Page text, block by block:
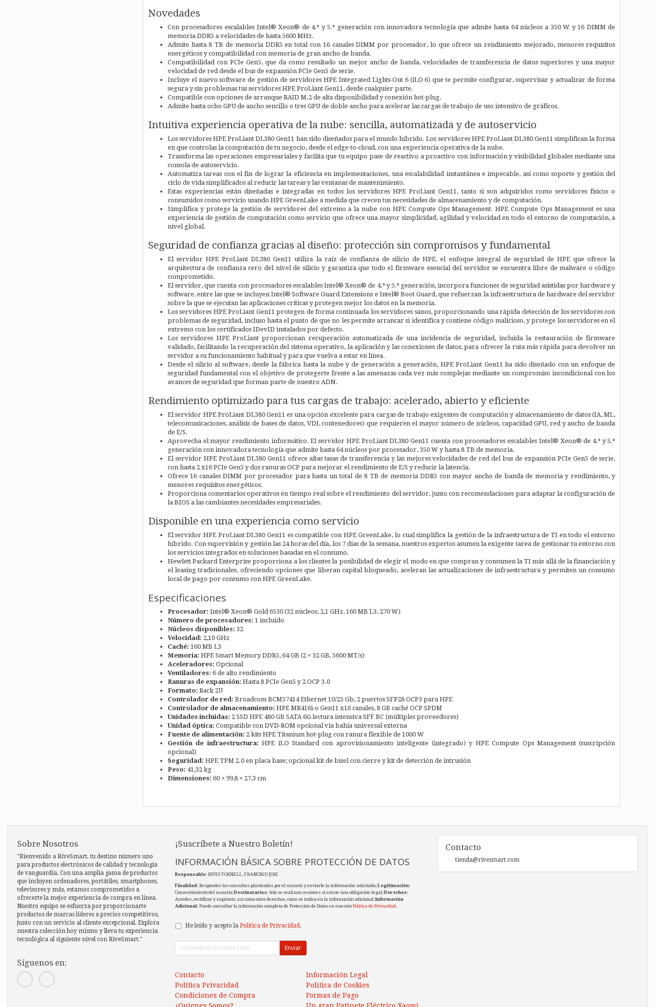
Novedades
Con procesadores escalables Intel® Xeon® de 4.ª y 5.ª generación con innovadora tecnología que admite hasta 64 núcleos a 350 W y 16 DIMM de
memoria DDR5 a velocidades de hasta 5600 MHz.
Admite hasta 8 TB de memoria DDR5 en total con 16 canales DIMM por procesador, lo que ofrece un rendimiento mejorado, menores requisitos
energéticos y compatibilidad con memoria de gran ancho de banda.
Compatibilidad con PCIe Gen5, que da como resultado un mejor ancho de banda, velocidades de transferencia de datos superiores y una mayor
velocidad de red desde el bus de expansión PCIe Gen5 de serie.
Incluye el nuevo software de gestión de servidores HPE Integrated Lights-Out 6 (iLO 6) que te permite configurar, supervisar y actualizar de forma
segura y sin problemas tus servidores HPE ProLiant Gen11, desde cualquier parte.
Compatible con opciones de arranque RAID M.2 de alta disponibilidad y conexión hot-plug.
Admite hasta ocho GPU de ancho sencillo o tres GPU de doble ancho para acelerar las cargas de trabajo de uso intensivo de gráficos.
Intuitiva experiencia operativa de la nube: sencilla, automatizada y de autoservicio
Los servidores HPE ProLiant DL380 Gen11 han sido diseñados para el mundo híbrido. Los servidores HPE ProLiant DL380 Gen11 simplifican la forma
en que controlas la computación de tu negocio, desde el edge-to-cloud, con una experiencia operativa de la nube.
Transforma las operaciones empresariales y facilita que tu equipo pase de reactivo a proactivo con información y visibilidad globales mediante una
consola de autoservicio.
Automatiza tareas con el fin de lograr la eficiencia en implementaciones, una escalabilidad instantánea e impecable, así como soporte y gestión del
ciclo de vida simplificados al reducir las tareas y las ventanas de mantenimiento.
Estas experiencias están diseñadas e integradas en todos los servidores HPE ProLiant Gen11, tanto si son adquiridos como servidores físicos o
consumidos como servicio usando HPE GreenLake a medida que crecen tus necesidades de almacenamiento y de computación.
Simplifica y protege la gestión de servidores del extremo a la nube con HPE Compute Ops Management. HPE Compute Ops Management es una
experiencia de gestión de computación como servicio que ofrece una mayor simplicidad, agilidad y velocidad en todo el entorno de computación, a
nivel global.
Seguridad de confianza gracias al diseño: protección sin compromisos y fundamental
El servidor HPE ProLiant DL380 Gen11 utiliza la raíz de confianza de silicio de HPE, el enfoque integral de seguridad de HPE que ofrece la
arquitectura de confianza cero del nivel de silicio y garantiza que todo el firmware esencial del servidor se encuentra libre de malware o código
comprometido.
El servidor, que cuenta con procesadores escalables Intel® Xeon® de 4.ª y 5.ª generación, incorpora funciones de seguridad asistidas por hardware y
software, entre las que se incluyen Intel® Software Guard Extensions e Intel® Boot Guard, que refuerzan la infraestructura de hardware del servidor
sobre la que se ejecutan las aplicaciones críticas y protegen mejor los datos en la memoria.
Los servidores HPE ProLiant Gen11 protegen de forma continuada los servidores sanos, proporcionando una rápida detección de los servidores con
problemas de seguridad, incluso hasta el punto de que no les permite arrancar si identifica y contiene código malicioso, y protege los servidores en el
extremo con los certificados IDevID instalados por defecto.
Los servidores HPE ProLiant proporcionan recuperación automatizada de una incidencia de seguridad, incluida la restauración de firmware
validado, facilitando la recuperación del sistema operativo, la aplicación y las conexiones de datos, para ofrecer la ruta más rápida para devolver un
servidor a su funcionamiento habitual y para que vuelva a estar en línea.
Desde el silicio al software, desde la fábrica hasta la nube y de generación a generación, HPE ProLiant Gen11 ha sido diseñado con un enfoque de
seguridad fundamental con el objetivo de protegerte frente a las amenazas cada vez más complejas mediante un compromiso incondicional con los
avances de seguridad que forman parte de nuestro ADN.
Rendimiento optimizado para tus cargas de trabajo: acelerado, abierto y eficiente
El servidor HPE ProLiant DL380 Gen11 es una opción excelente para cargas de trabajo exigentes de computación y almacenamiento de datos (IA, ML,
telecomunicaciones, análisis de bases de datos, VDI, contenedores) que requieren el mayor número de núcleos, capacidad GPU, red y ancho de banda
de E/S.
Aprovecha el mayor rendimiento informático. El servidor HPE ProLiant DL380 Gen11 cuenta con procesadores escalables Intel® Xeon® de 4.ª y 5.ª
generación con innovadora tecnología que admite hasta 64 núcleos por procesador, 350 W y hasta 8 TB de memoria.
El servidor HPE ProLiant DL380 Gen11 ofrece altas tasas de transferencia y las mejores velocidades de red del bus de expansión PCIe Gen5 de serie,
con hasta 2 x16 PCIe Gen5 y dos ranuras OCP para mejorar el rendimiento de E/S y reducir la latencia.
Ofrece 16 canales DIMM por procesador para hasta un total de 8 TB de memoria DDR5 con mayor ancho de banda de memoria y rendimiento, y
menores requisitos energéticos.
Proporciona comentarios operativos en tiempo real sobre el rendimiento del servidor, junto con recomendaciones para adaptar la configuración de
la BIOS a las cambiantes necesidades empresariales.
Disponible en una experiencia como servicio
El servidor HPE ProLiant DL380 Gen11 es compatible con HPE GreenLake, lo cual simplifica la gestión de la infraestructura de TI en todo el entorno
híbrido. Con supervisión y gestión las 24 horas del día, los 7 días de la semana, nuestros expertos asumen la exigente tarea de gestionar tu entorno con
los servicios integrados en soluciones basadas en el consumo.
Hewlett Packard Enterprise proporciona a los clientes la posibilidad de elegir el modo en que compran y consumen la TI más allá de la financiación y
el leasing tradicionales, ofreciendo opciones que liberan capital bloqueado, aceleran las actualizaciones de infraestructura y permiten un consumo
local de pago por consumo con HPE GreenLake.
Especificaciones
Procesador: Intel® Xeon® Gold 6530 (32 núcleos, 2,1 GHz, 160 MB L3, 270 W)
Número de procesadores: 1 incluido
Núcleos disponibles: 32
Velocidad: 2,10 GHz
Caché: 160 MB L3
Memoria: HPE Smart Memory DDR5, 64 GB (2 × 32 GB, 5600 MT/s)
Aceleradores: Opcional
Ventiladores: 6 de alto rendimiento
Ranuras de expansión: Hasta 8 PCIe Gen5 y 2 OCP 3.0
Formato: Rack 2U
Controlador de red: Broadcom BCM57414 Ethernet 10/25 Gb, 2 puertos SFP28 OCP3 para HPE
Controlador de almacenamiento: HPE MR416i-o Gen11 x16 canales, 8 GB caché OCP SPDM
Unidades incluidas: 2 SSD HPE 480 GB SATA 6G lectura intensiva SFF BC (múltiples proveedores)
Unidad óptica: Compatible con DVD-ROM opcional vía bahía universal externa
Fuente de alimentación: 2 kits HPE Titanium hot-plug con ranura flexible de 1000 W
Gestión de infraestructura: HPE iLO Standard con aprovisionamiento inteligente (integrado) y HPE Compute Ops Management (suscripción
opcional)
Seguridad: HPE TPM 2.0 en placa base; opcional kit de bisel con cierre y kit de detección de intrusión
Peso: 41,32 kg
Dimensiones: 60 × 99,8 × 27,3 cm
Sobre Nosotros
"Bienvenido a RiveSmart, tu destino número uno
para productos electrónicos de calidad y tecnología
de vanguardia. Con una amplia gama de productos
que incluyen ordenadores, portátiles, smartphones,
televisores y más, estamos comprometidos a
ofrecerte la mejor experiencia de compra en línea.
Nuestro equipo se esfuerza por proporcionarte
productos de marcas líderes a precios competitivos,
junto con un servicio al cliente excepcional. Explora
nuestra colección hoy mismo y lleva tu experiencia
tecnológica al siguiente nivel con RiveSmart."
Síguenos en:
¡Suscríbete a Nuestro Boletín!
INFORMACIÓN BÁSICA SOBRE PROTECCIÓN DE DATOS
Responsable: RIVES TORNELL, FRANCISCO JOSE
Finalidad: Responder las consultas planteadas por el usuario y enviarle la información solicitada;Legitimación:
Consentimiento del usuario;Destinatarios: Solo se realizan cesiones si existe una obligación legal;Derechos:
Acceder, rectificar y suprimir, así como otros derechos, como se indica en la información adicional;Información
Adicional: Puede consultar la información completa de Protección de Datos en nuestraPolítica de Privacidad.
He leído y acepto la Política de Privacidad.
Enviar
Contacto
Información Legal
Política Privacidad
Política de Cookies
Condiciones de Compra
Formas de Pago
Contacto
tienda@rivesmart.com